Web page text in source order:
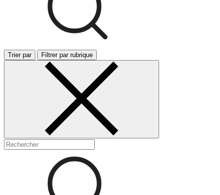
Trier par Filtrer par rubrique